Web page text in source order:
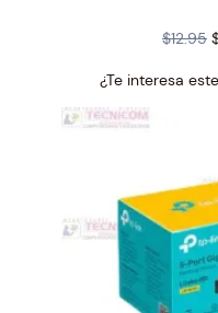
$12.95
¿Te interesa